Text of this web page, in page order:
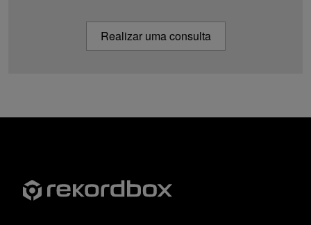
Realizar uma consulta